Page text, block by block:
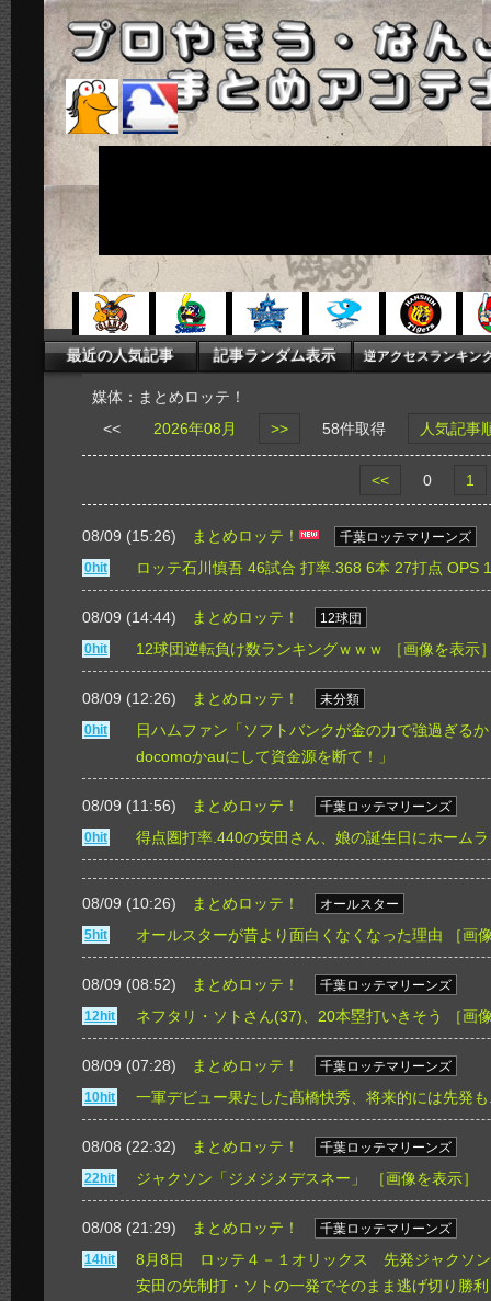
媒体：まとめロッテ！
<<
2026年08月 >> 58件取得 人気記事
<< 0 1
08/09 (15:26) まとめロッテ！
千葉ロッテマリーンズ
0hit
ロッテ石川慎吾 46試合 打率.368 6本 27打点 OPS
08/09 (14:44) まとめロッテ！
12球団
0hit
12球団逆転負け数ランキングｗｗｗ ［画像を表示
08/09 (12:26) まとめロッテ！
未分類
0hit
日ハムファン「ソフトバンクが金の力で強過ぎる
docomoかauにして資金源を断て！」
08/09 (11:56) まとめロッテ！
千葉ロッテマリーンズ
0hit
得点圏打率.440の安田さん、娘の誕生日にホーム
08/09 (10:26) まとめロッテ！
オールスター
5hit
オールスターが昔より面白くなくなった理由 ［画
08/09 (08:52) まとめロッテ！
千葉ロッテマリーンズ
12hit
ネフタリ・ソトさん(37)、20本塁打いきそう ［画
08/09 (07:28) まとめロッテ！
千葉ロッテマリーンズ
10hit
一軍デビュー果たした髙橋快秀、将来的には先発
08/08 (22:32) まとめロッテ！
千葉ロッテマリーンズ
22hit
ジャクソン「ジメジメデスネー」 ［画像を表示］
08/08 (21:29) まとめロッテ！
千葉ロッテマリーンズ
14hit
8月8日 ロッテ４－１オリックス 先発ジャクソン
安田の先制打・ソトの一発でそのまま逃げ切り勝